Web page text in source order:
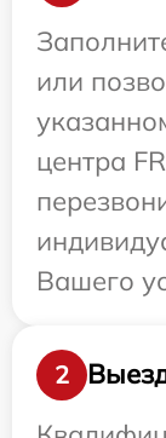
или
центра
Вашего
2